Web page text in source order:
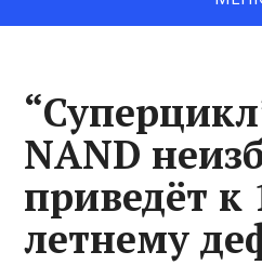
NAND
приведёт к
летнему